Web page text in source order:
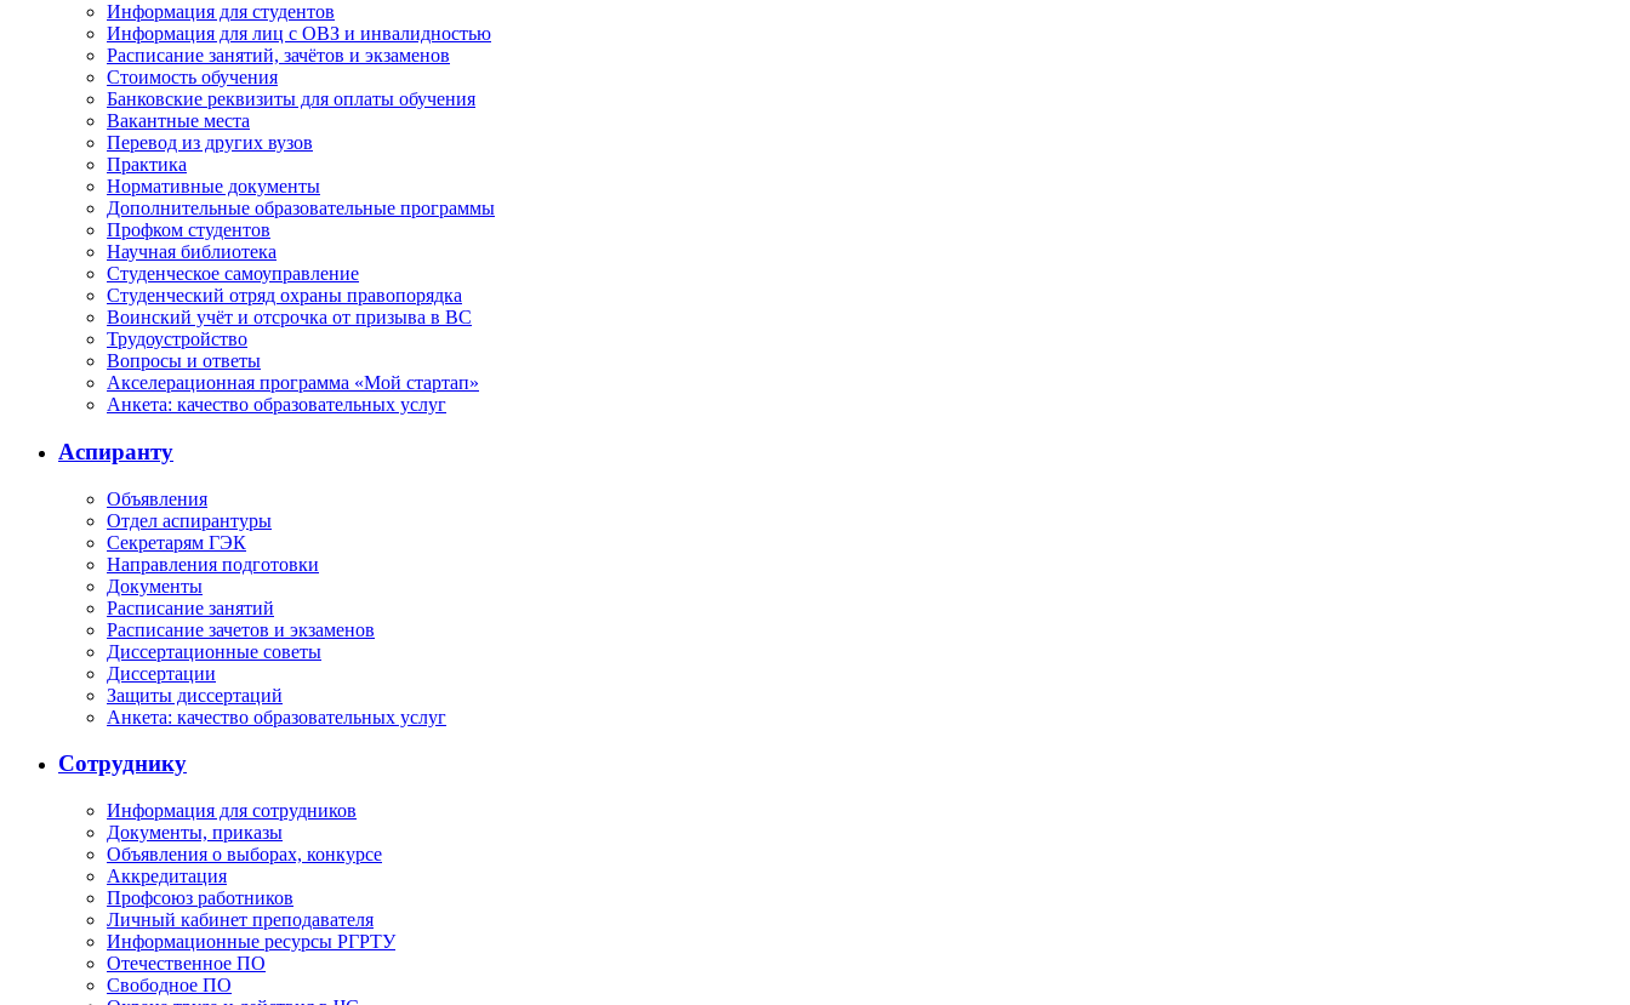
Информация для студентов
Информация для лиц с ОВЗ и инвалидностью
Расписание занятий, зачётов и экзаменов
Стоимость обучения
Банковские реквизиты для оплаты обучения
Вакантные места
Перевод из других вузов
Практика
Нормативные документы
Дополнительные образовательные программы
Профком студентов
Научная библиотека
Студенческое самоуправление
Студенческий отряд охраны правопорядка
Воинский учёт и отсрочка от призыва в ВС
Трудоустройство
Вопросы и ответы
Акселерационная программа «Мой стартап»
Анкета: качество образовательных услуг
Аспиранту
Объявления
Отдел аспирантуры
Секретарям ГЭК
Направления подготовки
Документы
Расписание занятий
Расписание зачетов и экзаменов
Диссертационные советы
Диссертации
Защиты диссертаций
Анкета: качество образовательных услуг
Сотруднику
Информация для сотрудников
Документы, приказы
Объявления о выборах, конкурсе
Аккредитация
Профсоюз работников
Личный кабинет преподавателя
Информационные ресурсы РГРТУ
Отечественное ПО
Свободное ПО